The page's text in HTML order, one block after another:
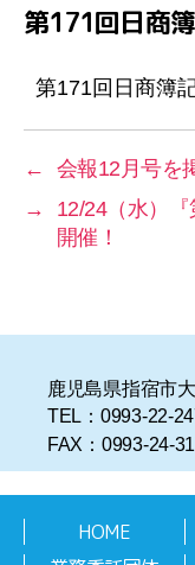
第171回日商
第171回日商簿
←
会報12月号を
→
12/24（水）
開催！
鹿児島県指宿市
TEL：0993-22-
FAX：0993-24-
HOME